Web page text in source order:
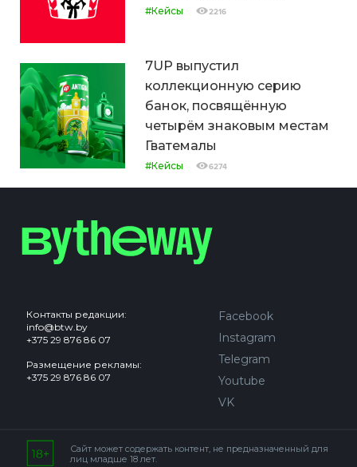
#Кейсы 2216
7UP выпустил
коллекционную серию
банок, посвящённую
четырём знаковым местам
Гватемалы
#Кейсы 6274
Контакты редакции:
info@btw.by
+375 29 876 86 07
Размещение рекламы:
+375 29 876 86 07
Facebook
Instagram
Telegram
Youtube
VK
Сайт может содержать контент, не предназначенный для
лиц младше 18 лет.